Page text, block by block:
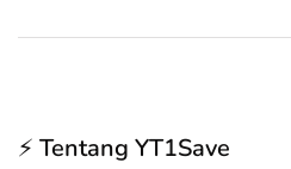
⚡ Tentang YT1Save